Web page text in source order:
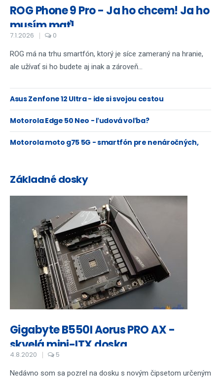
ROG Phone 9 Pro - Ja ho chcem! Ja ho
musím mať!
7.1.2026 0
ROG má na trhu smartfón, ktorý je síce zameraný na hranie,
ale užívať si ho budete aj inak a zároveň...
Asus Zenfone 12 Ultra - ide si svojou cestou
Motorola Edge 50 Neo - ľudová voľba?
Motorola moto g75 5G - smartfón pre nenáročných,
Základné dosky
Gigabyte B550I Aorus PRO AX -
skvelá mini-ITX doska
4.8.2020 5
Nedávno som sa pozrel na dosku s novým čipsetom určeným